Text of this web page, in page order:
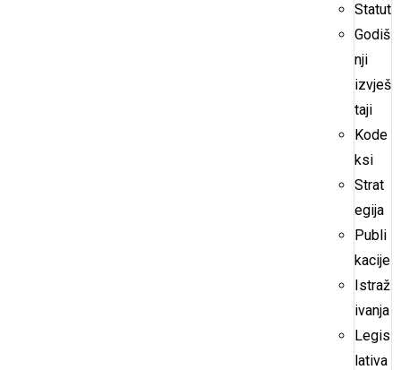
Statut
Godiš
nji
izvješ
taji
Kode
ksi
Strat
egija
Publi
kacije
Istraž
ivanja
Legis
lativa